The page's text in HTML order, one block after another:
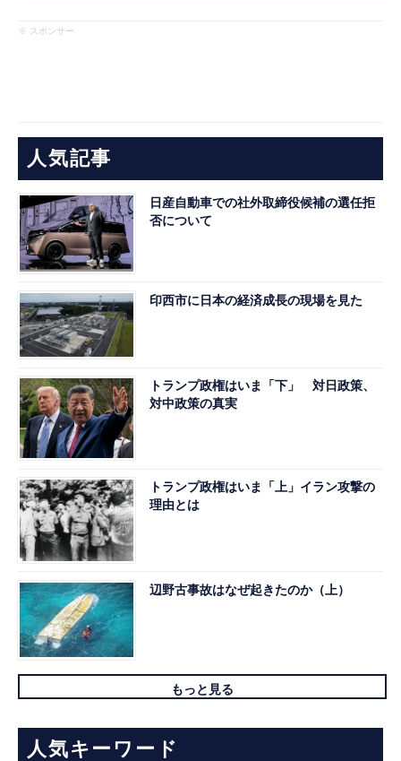
※ スポンサー
人気記事
日産自動車での社外取締役候補の選任拒
否について
印西市に日本の経済成長の現場を見た
トランプ政権はいま「下」 対日政策、
対中政策の真実
トランプ政権はいま「上」イラン攻撃の
理由とは
辺野古事故はなぜ起きたのか（上）
もっと見る
人気キーワード